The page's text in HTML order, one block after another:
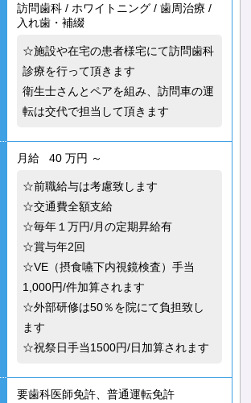
訪問歯科/ ホワイトニング/ 歯周治療 /
入れ歯・補綴
☆施設や在宅の患者様宅にて訪問歯科
診療を行って頂きます
衛生士さんとペアを組み、訪問車の運
転は交代で担当して頂きます
月給 40 万円 ～
☆前職給与は考慮致します
☆交通費全額支給
☆毎年１万円/月の定期昇給有
☆賞与年2回
☆VE（摂食嚥下内視鏡検査）手当
1,000円/件加算されます
☆外部研修は50％を院にて負担致し
ます
☆祝祭日手当1500円/日加算されます
要歯科医師免許、普通運転免許